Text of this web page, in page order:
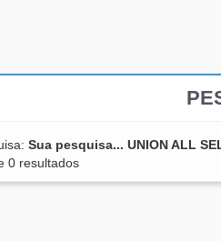
Sua pesquisa... UNION ALL
0 resultados